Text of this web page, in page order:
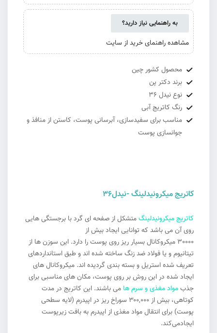
به راهنمایی نیاز دارید؟
مشاهده راهنمای خرید از سایت
محصول کشور چین
برند دکتر پن
نوع نیدل 36
رنگ کاتریج آبی
مناسب برای سفیدسازی، آبرسانی پوست، کاستن از منافذ و
جوانسازی پوست
کاتریج میکرونیدلینگ -نیدل۳۶
کاتریج میکرونیدلینگمتشکل از صفحه ای گرد با برجستگی هایی
روی آن می باشد که توانایی ایجاد بیش از
30000 میکروکانال بسیار ریز روی پوست را دارد. این سوزن ها از
تیتانیوم و یا فولاد ضد زنگ ساخته شده اند و طبق استانداردهای
تعریف شده استریل و بسته بندی گردیده اند. میکروکانال های
ایجاد شده در این روش بر روی پوست، مکان های مناسبی برای
جذبمواد مغذی و سرم هامی باشند. این کاتریج در مدت
کوتاهی، بیش از ۳۰۰,۰۰۰ سوراخ ریز در اپیدرم (لایه سطحی
پوست) برای انتقال مواد مغذی از اپیدرم به بافت زیرپوست
ایجادمی‌کند.